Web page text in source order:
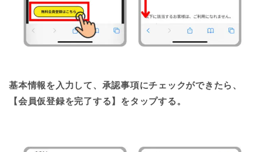
基本情報を入力して、承認事項にチェックができたら、
【会員仮登録を完了する】をタップする。